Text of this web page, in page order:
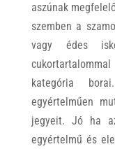
aszúnak
szemben a
vagy édes
kategória
egyértelműen
jegyeit. Jó ha
egyértelmű és